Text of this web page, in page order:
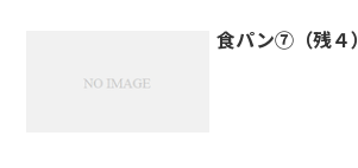
食パン⑦（残４）